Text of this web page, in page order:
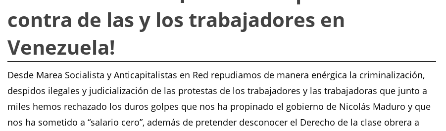
contra de las y los trabajadores en
Venezuela!
Desde Marea Socialista y Anticapitalistas en Red repudiamos de manera enérgica la criminalización,
despidos ilegales y judicialización de las protestas de los trabajadores y las trabajadoras que junto a
miles hemos rechazado los duros golpes que nos ha propinado el gobierno de Nicolás Maduro y que
nos ha sometido a “salario cero”, además de pretender desconocer el Derecho de la clase obrera a